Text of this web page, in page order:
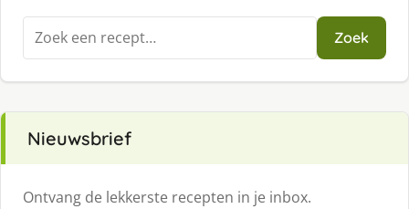
Zoeken
naar:
Zoek
Nieuwsbrief
Ontvang de lekkerste recepten in je inbox.